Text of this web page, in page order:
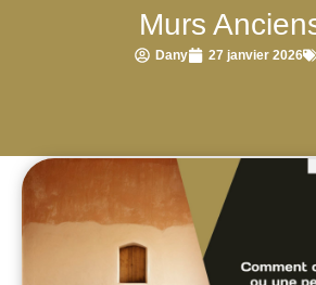
Murs
Dany 27 janvier 2026